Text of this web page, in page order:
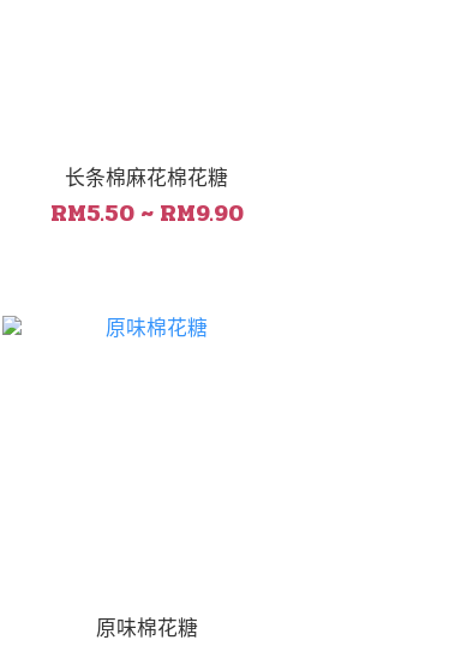
长条棉麻花棉花糖
RM5.50 ~ RM9.90
原味棉花糖